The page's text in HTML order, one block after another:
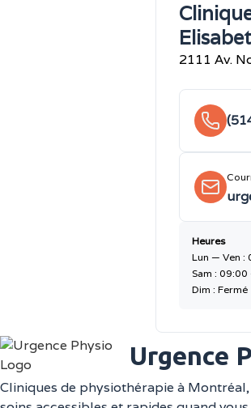
2111 Av.
Heures
Lun — Ven :
Sam :
Dim : Fermé
Urgence
Cliniques de physiothérapie à